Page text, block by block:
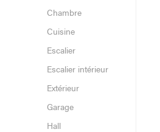
Chambre
Cuisine
Escalier
Escalier intérieur
Extérieur
Garage
Hall